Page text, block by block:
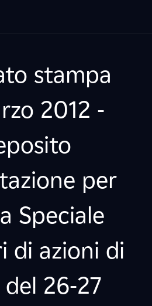
stampa
2012 -
per
Speciale
di azioni di
26-27